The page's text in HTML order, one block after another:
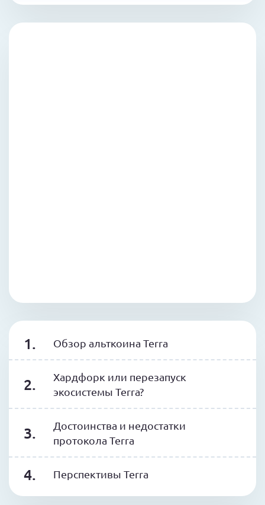
Обзор альткоина Terra
Хардфорк или перезапуск
экосистемы Terra?
Достоинства и недостатки
протокола Terra
Перспективы Terra